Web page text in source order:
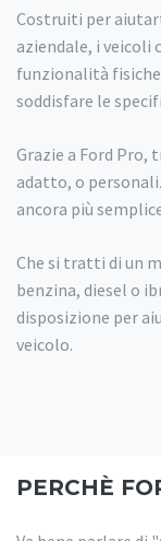
Costruiti per
aziendale, i veicoli
funzionalità
soddisfare le
Grazie a Ford Pro,
adatto, o
ancora più
Che si tratti di un
benzina, diesel o
disposizione per
veicolo.
PERCHÈ